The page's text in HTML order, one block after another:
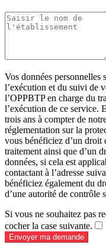
Vos données personnelles
l’exécution et du suivi de
l’OPPBTP en charge du
l’exécution de ce service.
trois ans à compter de
réglementation sur la
vous bénéficiez d’un droit
traitement ainsi que d’un
données, si cela est
contactant à l’adresse
bénéficiez également du
d’une autorité de contrôle
Si vous ne souhaitez pas
cocher la case suivante.
Envoyer ma demande